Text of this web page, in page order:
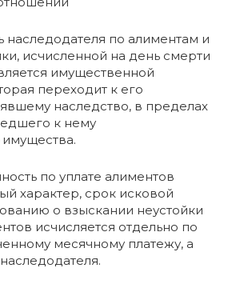
наследодателя по алиментам и
исчисленной на день смерти
имущественной
переходит к его
наследство, в пределах
к нему
по уплате алиментов
характер, срок исковой
о взыскании неустойки
исчисляется отдельно по
месячному платежу, а